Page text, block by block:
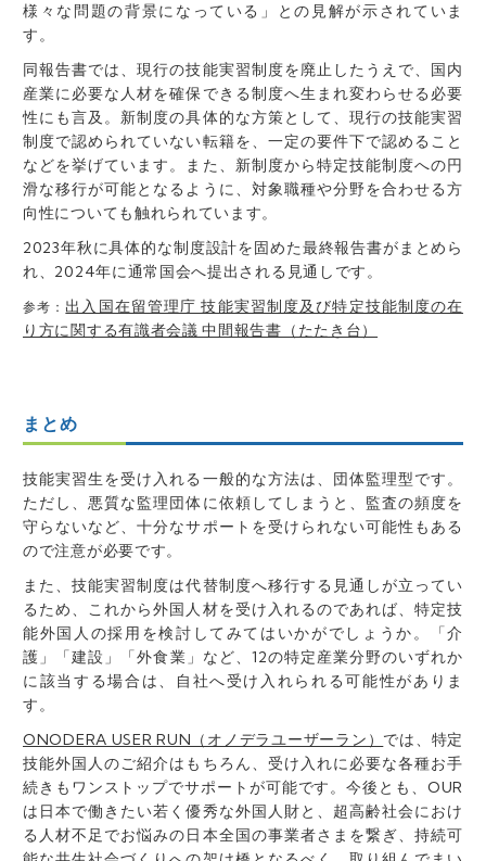
様々な問題の背景になっている」との見解が示されていま
す。
同報告書では、現行の技能実習制度を廃止したうえで、国内
産業に必要な人材を確保できる制度へ生まれ変わらせる必要
性にも言及。新制度の具体的な方策として、現行の技能実習
制度で認められていない転籍を、一定の要件下で認めること
などを挙げています。また、新制度から特定技能制度への円
滑な移行が可能となるように、対象職種や分野を合わせる方
向性についても触れられています。
2023年秋に具体的な制度設計を固めた最終報告書がまとめら
れ、2024年に通常国会へ提出される見通しです。
参考： 出入国在留管理庁 技能実習制度及び特定技能制度の在
り方に関する有識者会議 中間報告書（たたき台）
まとめ
技能実習生を受け入れる一般的な方法は、団体監理型です。
ただし、悪質な監理団体に依頼してしまうと、監査の頻度を
守らないなど、十分なサポートを受けられない可能性もある
ので注意が必要です。
また、技能実習制度は代替制度へ移行する見通しが立ってい
るため、これから外国人材を受け入れるのであれば、特定技
能外国人の採用を検討してみてはいかがでしょうか。「介
護」「建設」「外食業」など、12の特定産業分野のいずれか
に該当する場合は、自社へ受け入れられる可能性がありま
す。
ONODERA USER RUN（オノデラユーザーラン） では、特定
技能外国人のご紹介はもちろん、 受け入れに必要な各種お手
続きもワンストップでサポートが可能です。今後とも、OUR
は日本で働きたい若く優秀な外国人財と、超高齢社会におけ
る人材不足でお悩みの日本全国の事業者さまを繋ぎ、持続可